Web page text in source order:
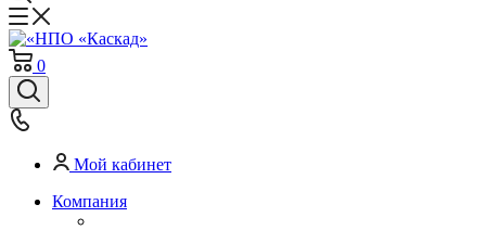
0
Мой кабинет
Компания